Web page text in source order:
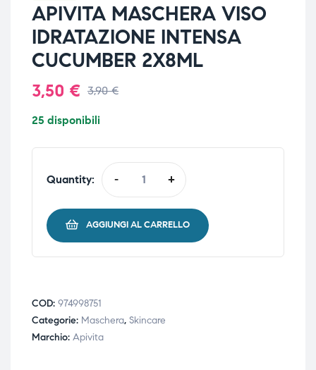
APIVITA MASCHERA VISO
IDRATAZIONE INTENSA
CUCUMBER 2X8ML
3,90€
3,50 €
25 disponibili
Quantity: - +
AGGIUNGI AL CARRELLO
COD: 974998751
Categorie: Maschera, Skincare
Marchio: Apivita